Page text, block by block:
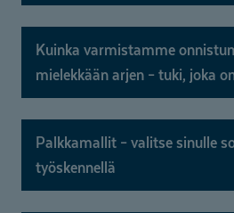
Kuinka varmistamme
mielekkään arjen – tuki, joka
Palkkamallit – valitse sinulle
työskennellä